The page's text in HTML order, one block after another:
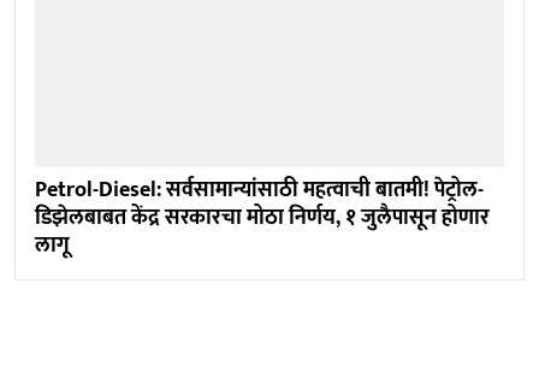
Petrol-Diesel: सर्वसामान्यांसाठी महत्वाची बातमी! पेट्रोल-
डिझेलबाबत केंद्र सरकारचा मोठा निर्णय, १ जुलैपासून होणार
लागू